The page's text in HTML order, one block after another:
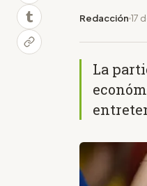
Redacción 17
La